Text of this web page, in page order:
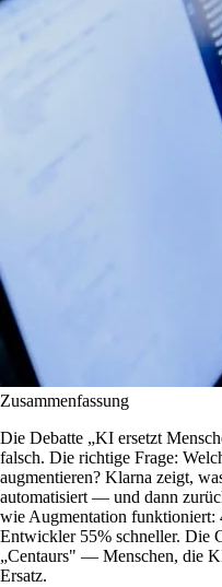
Zusammenfassung
Die Debatte „KI ersetzt
falsch. Die richtige Frage:
augmentieren? Klarna zeigt,
automatisiert — und dann
wie Augmentation funktioniert:
Entwickler 55% schneller. Die
„Centaurs" — Menschen, die
Ersatz.